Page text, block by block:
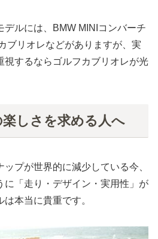
デルには、BMW MINIコンバーチ
ブリオレなどがありますが、実
視するならゴルフカブリオレが光
しさを求める人へ
プが世界的に減少している今、
に「走り・デザイン・実用性」が
本当に貴重です。